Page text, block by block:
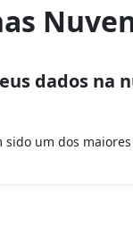
dados na
um dos